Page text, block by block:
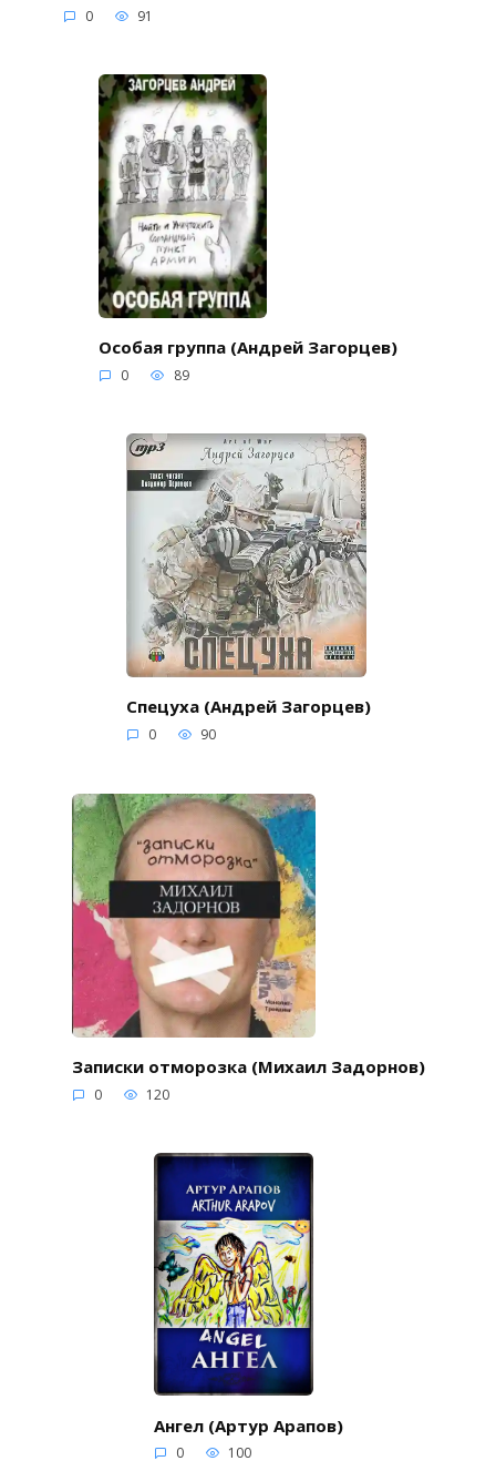
0 91
Особая группа (Андрей Загорцев)
0 89
Спецуха (Андрей Загорцев)
0 90
Записки отморозка (Михаил Задорнов)
0 120
Ангел (Артур Арапов)
0 100